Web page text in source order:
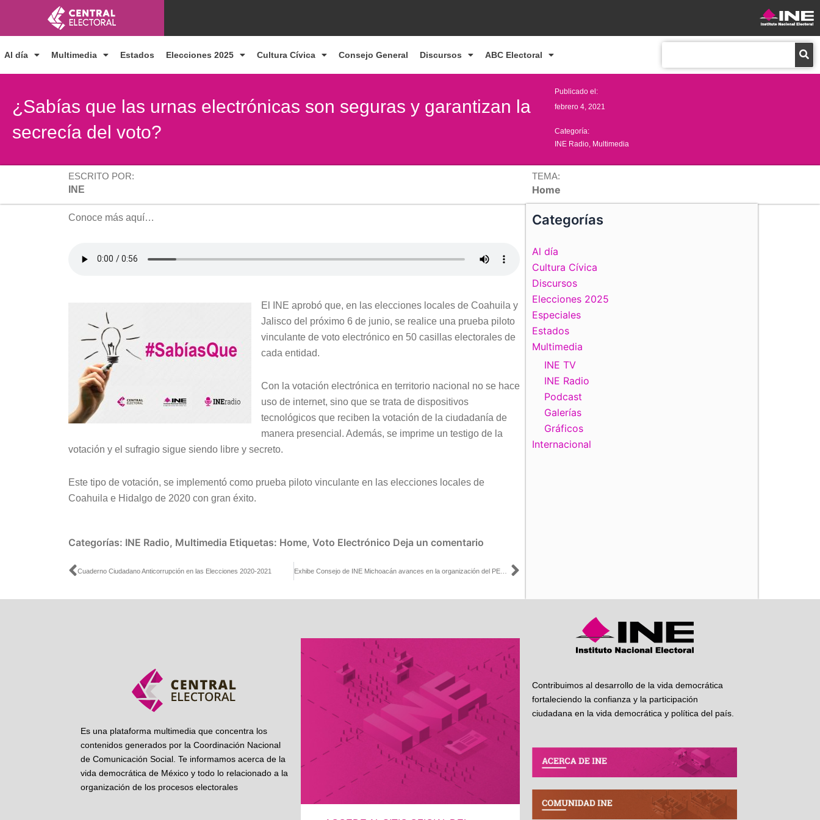
contenido
Al día Multimedia Estados Elecciones 2025 Cultura Cívica Consejo General Discursos ABC Electoral
¿Sabías que las urnas electrónicas son seguras y garantizan la
secrecía del voto?
Publicado el:
febrero 4, 2021
Categoría:
INE Radio Multimedia
ESCRITO POR:
INE
TEMA:
Home
Conoce más aquí…
El INE aprobó que, en las elecciones locales de Coahuila y
Jalisco del próximo 6 de junio, se realice una prueba piloto
vinculante de voto electrónico en 50 casillas electorales de
cada entidad.
Con la votación electrónica en territorio nacional no se hace
uso de internet, sino que se trata de dispositivos
tecnológicos que reciben la votación de la ciudadanía de
manera presencial. Además, se imprime un testigo de la
votación y el sufragio sigue siendo libre y secreto.
Este tipo de votación, se implementó como prueba piloto vinculante en las elecciones locales de
Coahuila e Hidalgo de 2020 con gran éxito.
Categorías: INE Radio, Multimedia Etiquetas: Home, Voto Electrónico Deja un comentario
Ant
Cuaderno Ciudadano Anticorrupción en las Elecciones 2020-2021 Siguiente
Categorías
Al día
Cultura Cívica
Discursos
Elecciones 2025
Especiales
Estados
Multimedia
INE TV
INE Radio
Podcast
Galerías
Gráficos
Internacional
Es una plataforma multimedia que concentra los
contenidos generados por la Coordinación Nacional
de Comunicación Social. Te informamos acerca de la
vida democrática de México y todo lo relacionado a la
organización de los procesos electorales
Contribuimos al desarrollo de la vida democrática
fortaleciendo la confianza y la participación
ciudadana en la vida democrática y política del país.